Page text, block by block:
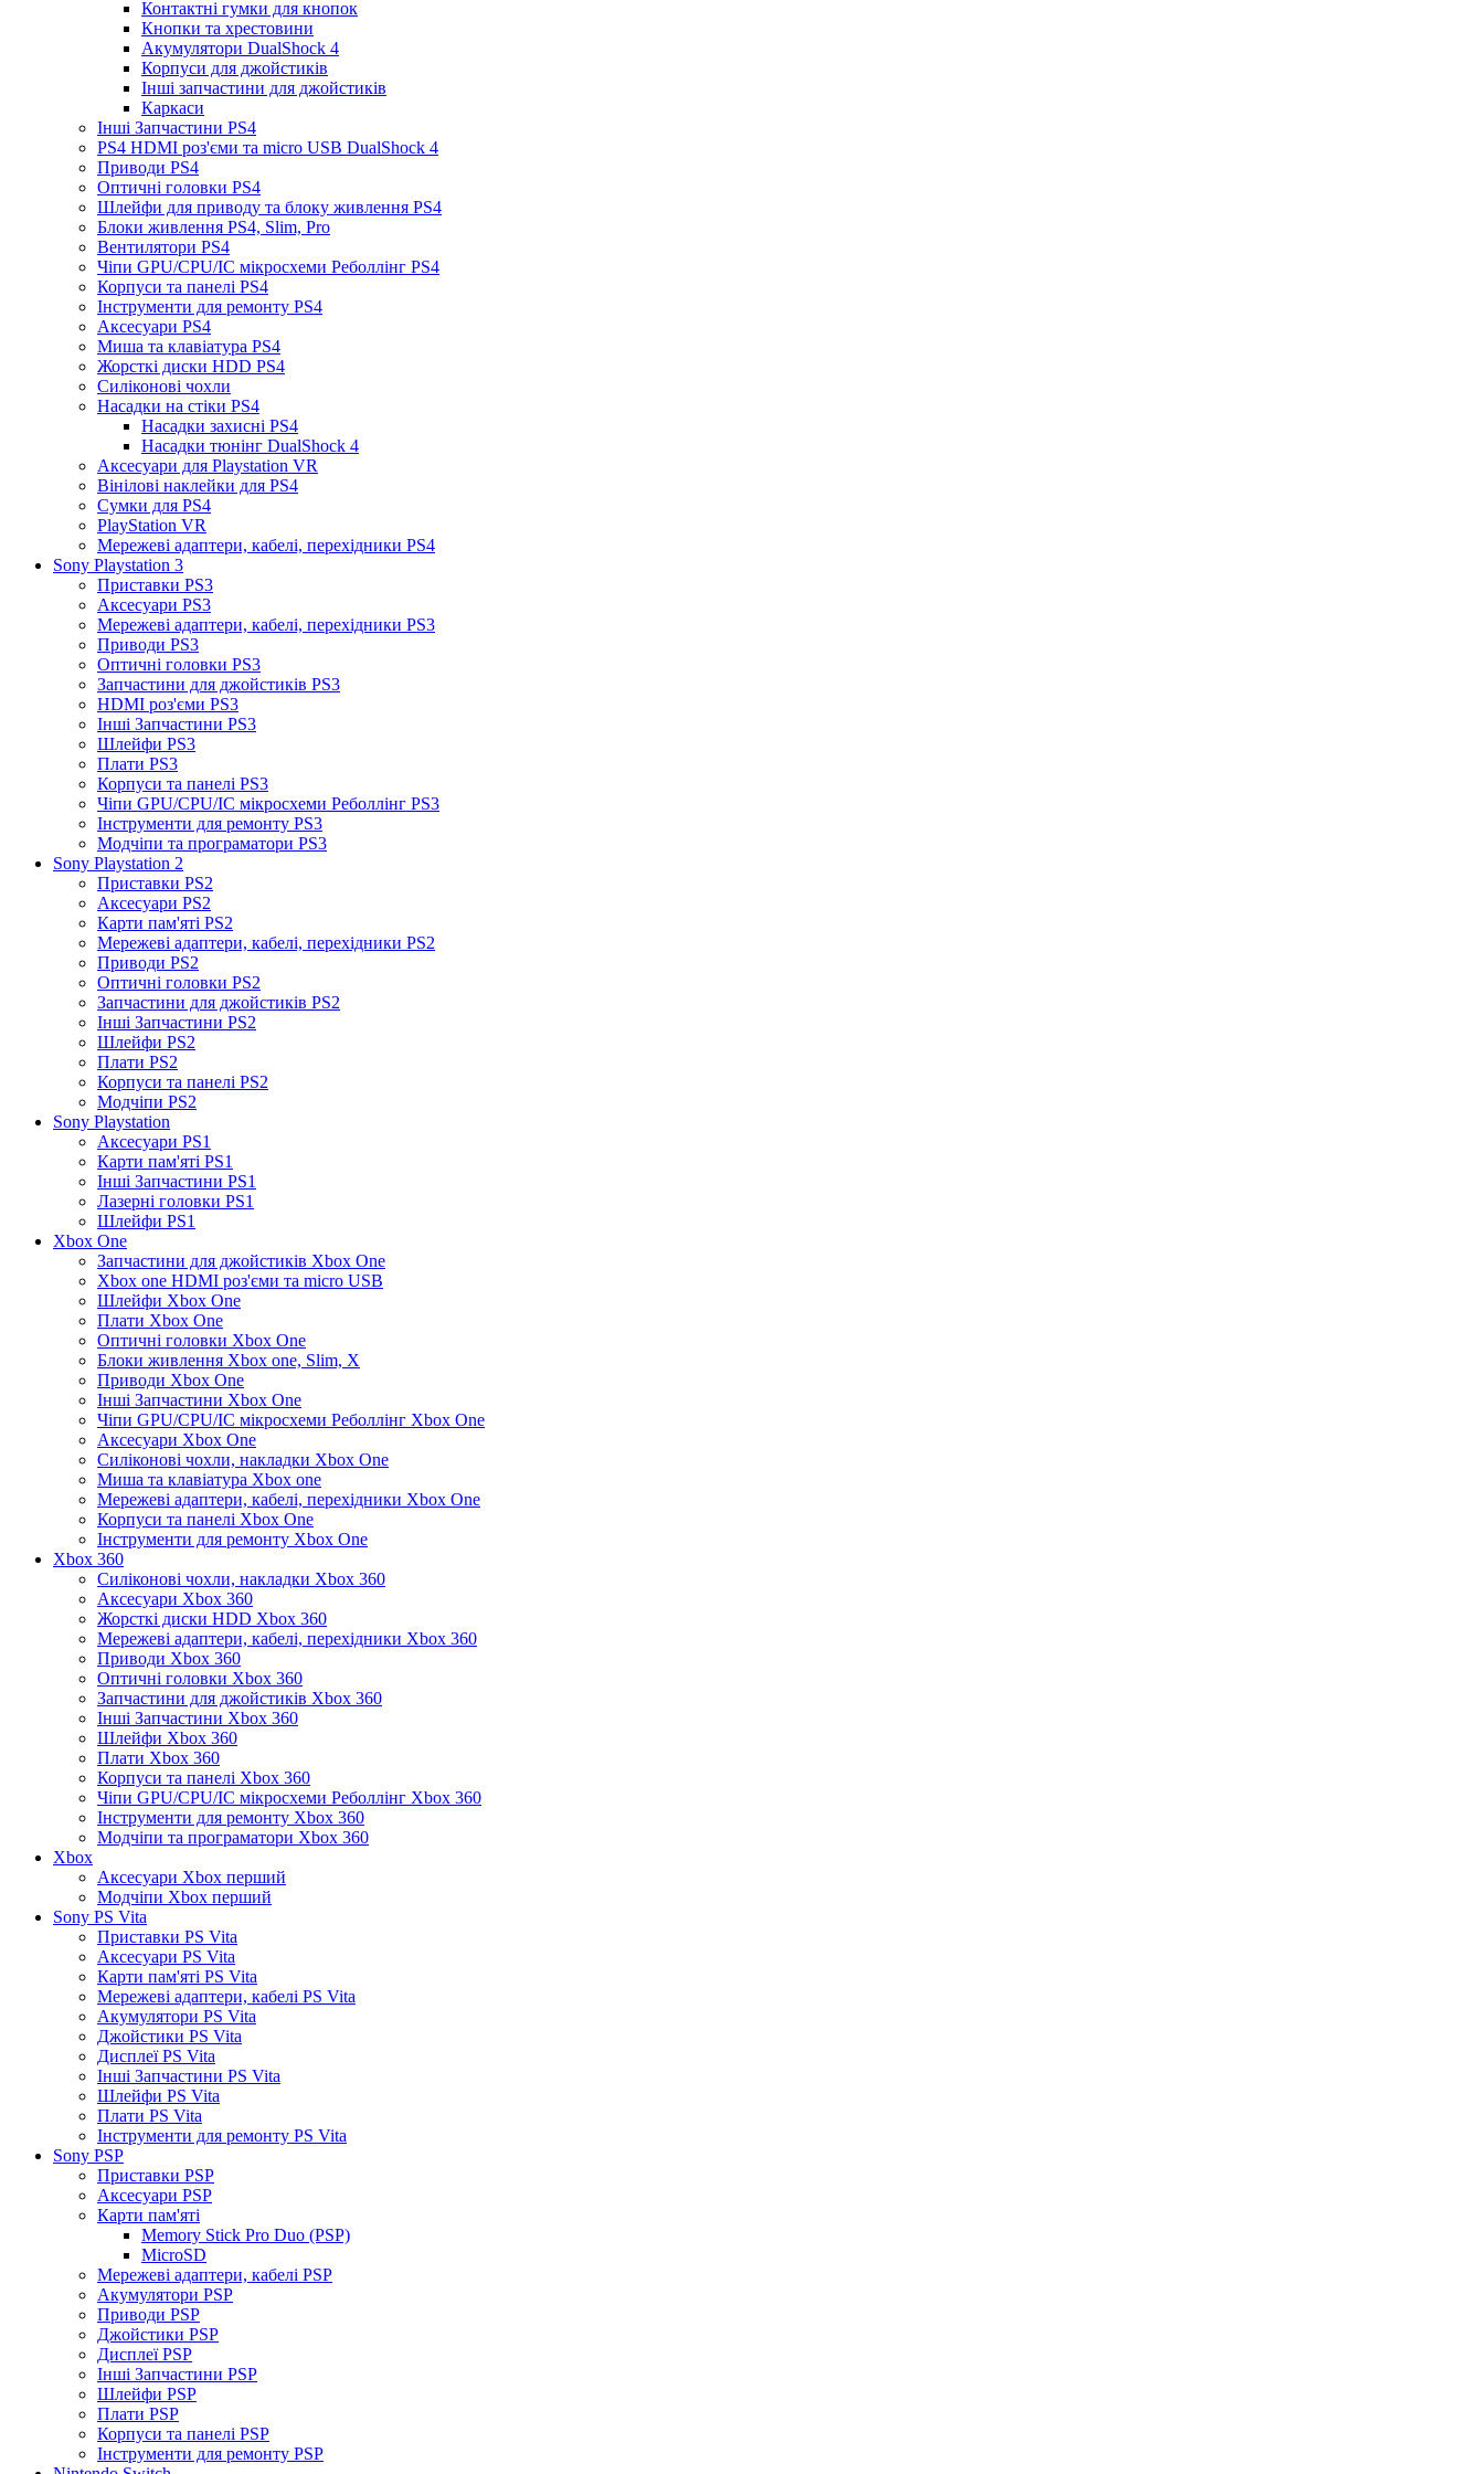
Контактні гумки для кнопок
Кнопки та хрестовини
Акумулятори DualShock 4
Корпуси для джойстиків
Інші запчастини для джойстиків
Каркаси
Інші Запчастини PS4
PS4 HDMI роз'єми та micro USB DualShock 4
Приводи PS4
Оптичні головки PS4
Шлейфи для приводу та блоку живлення PS4
Блоки живлення PS4, Slim, Pro
Вентилятори PS4
Чіпи GPU/CPU/IC мікросхеми Реболлінг PS4
Корпуси та панелі PS4
Інструменти для ремонту PS4
Аксесуари PS4
Миша та клавіатура PS4
Жорсткі диски HDD PS4
Силіконові чохли
Насадки на стіки PS4
Насадки захисні PS4
Насадки тюнінг DualShock 4
Аксесуари для Playstation VR
Вінілові наклейки для PS4
Сумки для PS4
PlayStation VR
Мережеві адаптери, кабелі, перехідники PS4
Sony Playstation 3
Приставки PS3
Аксесуари PS3
Мережеві адаптери, кабелі, перехідники PS3
Приводи PS3
Оптичні головки PS3
Запчастини для джойстиків PS3
HDMI роз'єми PS3
Інші Запчастини PS3
Шлейфи PS3
Плати PS3
Корпуси та панелі PS3
Чіпи GPU/CPU/IC мікросхеми Реболлінг PS3
Інструменти для ремонту PS3
Модчіпи та програматори PS3
Sony Playstation 2
Приставки PS2
Аксесуари PS2
Карти пам'яті PS2
Мережеві адаптери, кабелі, перехідники PS2
Приводи PS2
Оптичні головки PS2
Запчастини для джойстиків PS2
Інші Запчастини PS2
Шлейфи PS2
Плати PS2
Корпуси та панелі PS2
Модчіпи PS2
Sony Playstation
Аксесуари PS1
Карти пам'яті PS1
Інші Запчастини PS1
Лазерні головки PS1
Шлейфи PS1
Xbox One
Запчастини для джойстиків Xbox One
Xbox one HDMI роз'єми та micro USB
Шлейфи Xbox One
Плати Xbox One
Оптичні головки Xbox One
Блоки живлення Xbox one, Slim, X
Приводи Xbox One
Інші Запчастини Xbox One
Чіпи GPU/CPU/IC мікросхеми Реболлінг Xbox One
Аксесуари Xbox One
Силіконові чохли, накладки Xbox One
Миша та клавіатура Xbox one
Мережеві адаптери, кабелі, перехідники Xbox One
Корпуси та панелі Xbox One
Інструменти для ремонту Xbox One
Xbox 360
Силіконові чохли, накладки Xbox 360
Аксесуари Xbox 360
Жорсткі диски HDD Xbox 360
Мережеві адаптери, кабелі, перехідники Xbox 360
Приводи Xbox 360
Оптичні головки Xbox 360
Запчастини для джойстиків Xbox 360
Інші Запчастини Xbox 360
Шлейфи Xbox 360
Плати Xbox 360
Корпуси та панелі Xbox 360
Чіпи GPU/CPU/IC мікросхеми Реболлінг Xbox 360
Інструменти для ремонту Xbox 360
Модчіпи та програматори Xbox 360
Xbox
Аксесуари Xbox перший
Модчіпи Xbox перший
Sony PS Vita
Приставки PS Vita
Аксесуари PS Vita
Карти пам'яті PS Vita
Мережеві адаптери, кабелі PS Vita
Акумулятори PS Vita
Джойстики PS Vita
Дисплеї PS Vita
Інші Запчастини PS Vita
Шлейфи PS Vita
Плати PS Vita
Інструменти для ремонту PS Vita
Sony PSP
Приставки PSP
Аксесуари PSP
Карти пам'яті
Memory Stick Pro Duo (PSP)
MicroSD
Мережеві адаптери, кабелі PSP
Акумулятори PSP
Приводи PSP
Джойстики PSP
Дисплеї PSP
Інші Запчастини PSP
Шлейфи PSP
Плати PSP
Корпуси та панелі PSP
Інструменти для ремонту PSP